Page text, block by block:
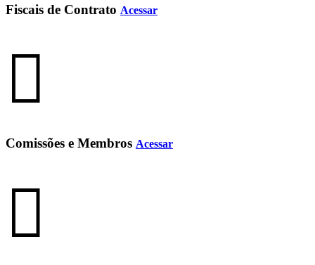
Fiscais de Contrato Acessar
Comissões e Membros Acessar